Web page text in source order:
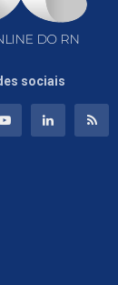
sociais